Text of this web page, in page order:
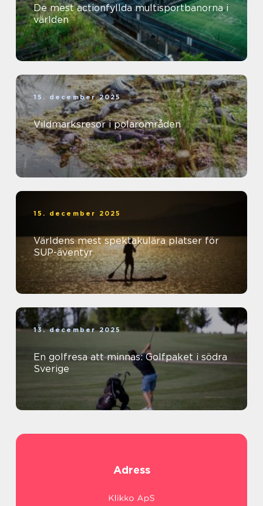
De mest actionfyllda multisportbanorna i
världen
15. december 2025
Vildmarksresor i polarområden
15. december 2025
Världens mest spektakulära platser för
SUP-äventyr
13. december 2025
En golfresa att minnas: Golfpaket i södra
Sverige
Adress